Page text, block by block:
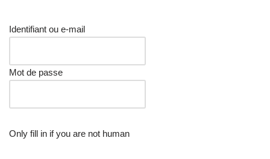
Identifiant ou e-mail
Mot de passe
Only fill in if you are not human